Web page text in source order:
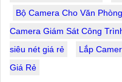
Bộ Camera Cho Văn
Camera Giám Sát Công
siêu nét giá rẻ
Lắp
Giá Rẻ